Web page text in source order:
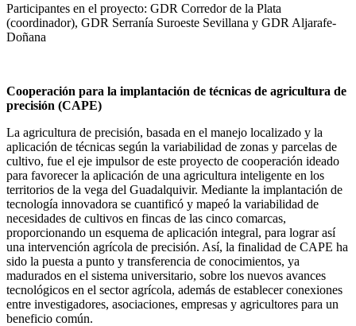
Participantes en el proyecto: GDR Corredor de la Plata
(coordinador), GDR Serranía Suroeste Sevillana y GDR Aljarafe-
Doñana
Cooperación para la implantación de técnicas de agricultura de
precisión (CAPE)
La agricultura de precisión, basada en el manejo localizado y la
aplicación de técnicas según la variabilidad de zonas y parcelas de
cultivo, fue el eje impulsor de este proyecto de cooperación ideado
para favorecer la aplicación de una agricultura inteligente en los
territorios de la vega del Guadalquivir. Mediante la implantación de
tecnología innovadora se cuantificó y mapeó la variabilidad de
necesidades de cultivos en fincas de las cinco comarcas,
proporcionando un esquema de aplicación integral, para lograr así
una intervención agrícola de precisión. Así, la finalidad de CAPE ha
sido la puesta a punto y transferencia de conocimientos, ya
madurados en el sistema universitario, sobre los nuevos avances
tecnológicos en el sector agrícola, además de establecer conexiones
entre investigadores, asociaciones, empresas y agricultores para un
beneficio común.